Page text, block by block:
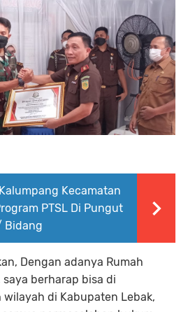
Kecamatan
PTSL Di Pungut
Bidang
Dengan adanya Rumah
berharap bisa di
wilayah di Kabupaten Lebak,